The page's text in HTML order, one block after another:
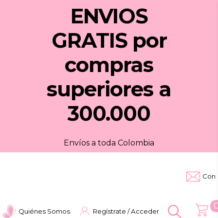
ENVIOS
GRATIS por
compras
superiores a
300.000
Envíos a toda Colombia
Quiénes Somos Regístrate / Acceder